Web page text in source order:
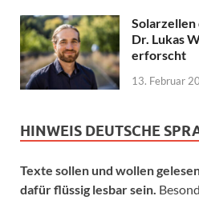
Dr. Lukas
erforscht
13. Februar
HINWEIS DEUTSCHE
Texte sollen und wollen
dafür flüssig lesbar sein.